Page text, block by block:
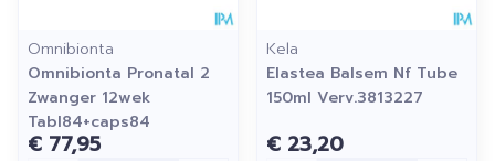
Omnibionta
Omnibionta Pronatal 2
Zwanger 12wek
Tabl84+caps84
€ 77,95
Kela
Elastea Balsem Nf Tube
150ml Verv.3813227
€ 23,20